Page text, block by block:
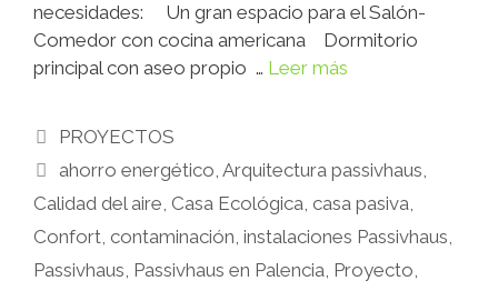
necesidades: Un gran espacio para el Salón-
Comedor con cocina americana Dormitorio
principal con aseo propio … Leer más
PROYECTOS
ahorro energético,Arquitectura passivhaus,
Calidad del aire, Casa Ecológica, casa pasiva,
Confort, contaminación, instalaciones Passivhaus,
Passivhaus, Passivhaus en Palencia, Proyecto,